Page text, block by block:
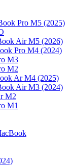
Pro M5 (2025)
Air M5 (2026)
Pro M4 (2024)
M3
M2
Ar M4 (2025)
Air M3 (2024)
M2
M1